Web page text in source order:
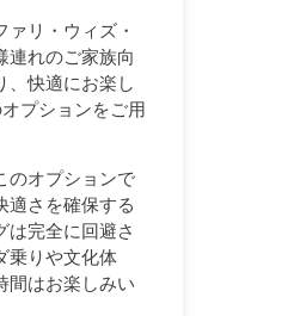
ァリ・ウィズ・
連れのご家族向
、快適にお楽し
プションをご用
のオプションで
適さを確保する
は完全に回避さ
乗りや文化体
間はお楽しみい